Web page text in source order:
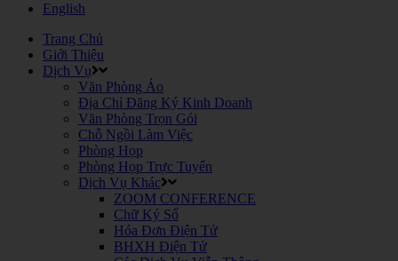
English
Trang Chủ
Giới Thiệu
Dịch Vụ
Văn Phòng Ảo
Địa Chỉ Đăng Ký Kinh Doanh
Văn Phòng Trọn Gói
Chỗ Ngồi Làm Việc
Phòng Họp
Phòng Họp Trực Tuyến
Dịch Vụ Khác
ZOOM CONFERENCE
Chữ Ký Số
Hóa Đơn Điện Tử
BHXH Điện Tử